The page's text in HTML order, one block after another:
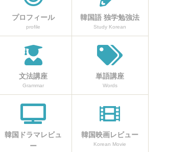
プロフィール
profile
韓国語 独学勉強法
Study Korean
文法講座
Grammar
単語講座
Words
韓国ドラマレビュ
ー
韓国映画レビュー
Korean Movie